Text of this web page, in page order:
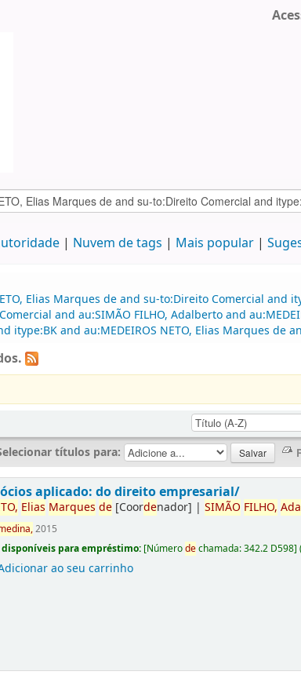
Nuvem de tags Mais popular
Elias Marques de and su-to:Direito Comercial and
and au:SIMÃO FILHO, Adalberto and
and au:MEDEIROS NETO, Elias Marques de
títulos para:
aplicado: do direito empresarial/
Elias Marques de [Coordenador] |SIMÃO FILHO,
2015
para empréstimo: [Númerodechamada:342.2 D598]
ao seu carrinho